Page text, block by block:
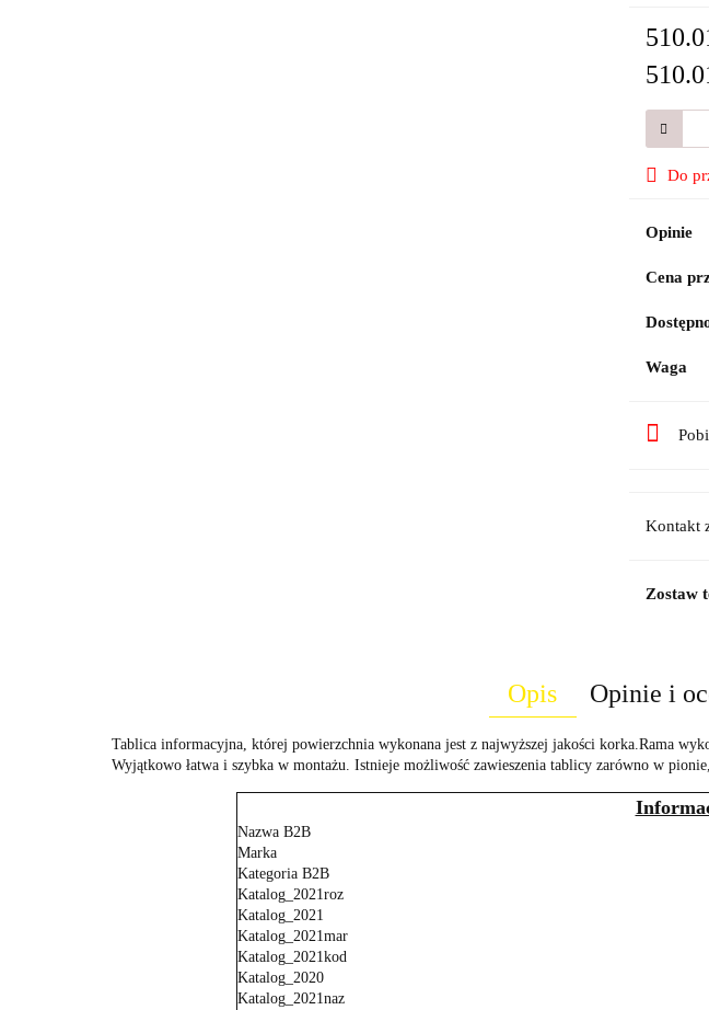
Do
Opinie
Cena
Waga
Kontakt
Zostaw
Opis Opinie i
Tablica informacyjna, której powierzchnia wykonana jest z najwyższej jakości korka.Rama
Wyjątkowo łatwa i szybka w montażu. Istnieje możliwość zawieszenia tablicy zarówno w
Nazwa B2B
Marka
Kategoria B2B
Katalog_2021roz
Katalog_2021
Katalog_2021mar
Katalog_2021kod
Katalog_2020
Katalog_2021naz